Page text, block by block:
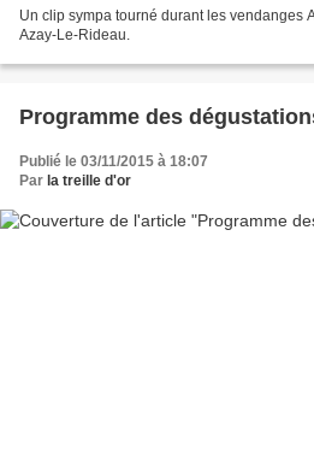
Un clip sympa tourné durant les vendanges
Azay-Le-Rideau.
Programme des
Publié le 03/11/2015 à 18:07
Par la treille d'or